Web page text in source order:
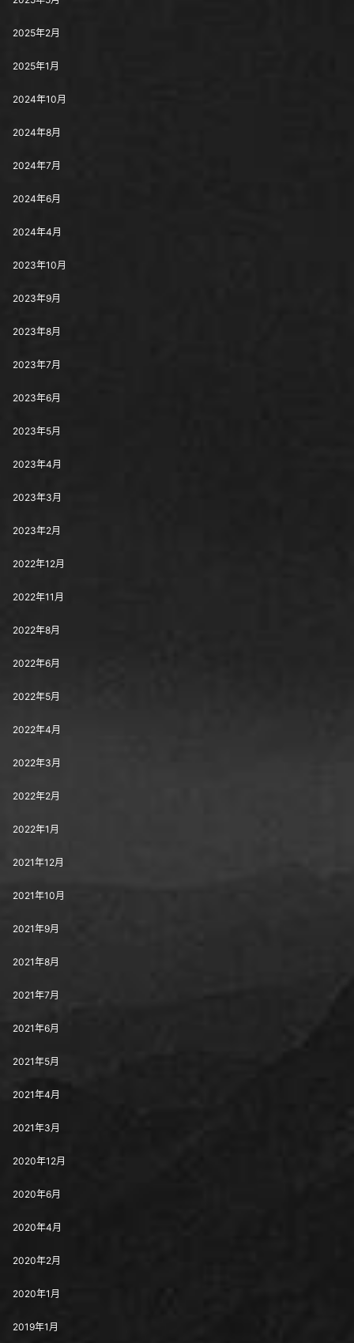
2025年2月
2025年1月
2024年10月
2024年8月
2024年7月
2024年6月
2024年4月
2023年10月
2023年9月
2023年8月
2023年7月
2023年6月
2023年5月
2023年4月
2023年3月
2023年2月
2022年12月
2022年11月
2022年8月
2022年6月
2022年5月
2022年4月
2022年3月
2022年2月
2022年1月
2021年12月
2021年10月
2021年9月
2021年8月
2021年7月
2021年6月
2021年5月
2021年4月
2021年3月
2020年12月
2020年6月
2020年4月
2020年2月
2020年1月
2019年1月